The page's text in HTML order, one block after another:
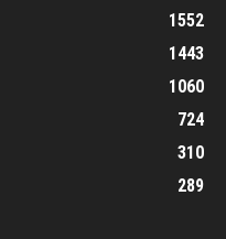
1552
1443
1060
724
310
289